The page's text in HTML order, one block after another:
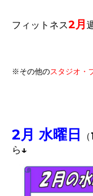
フィットネス2月
※その他のスタジオ・
2月 水曜日
ら↓